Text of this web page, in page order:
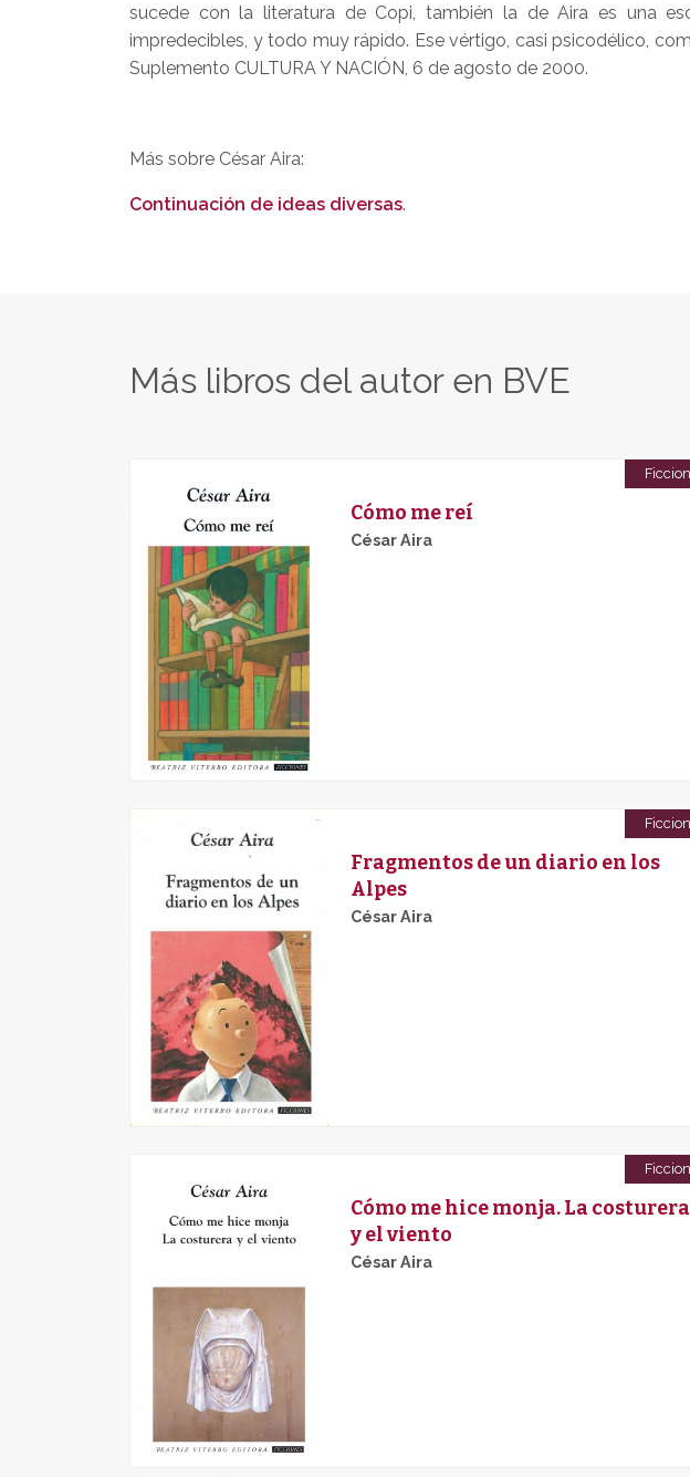
sucede con la literatura de Copi, también la de Aira es una
impredecibles, y todo muy rápido. Ese vértigo, casi psicodélico,
Suplemento CULTURA Y NACIÓN, 6 de agosto de 2000.
Más sobre César Aira:
Continuación de ideas diversas.
Más libros del autor en BVE
Cómo me reí
César Aira
Fragmentos de un diario en los
Alpes
César Aira
Cómo me hice monja. La costurera
y el viento
César Aira